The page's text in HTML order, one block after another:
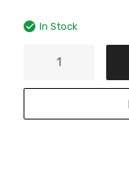
In Stock